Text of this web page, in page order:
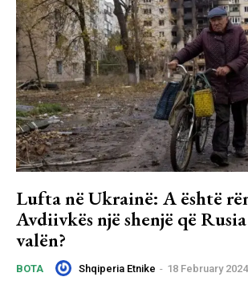
Lufta në Ukrainë: A është
Avdiivkës një shenjë që
valën?
BOTA Shqiperia Etnike - 18 February 2024